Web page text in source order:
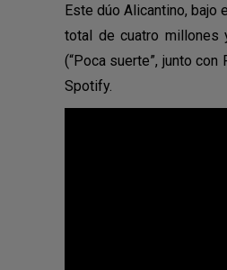
Este dúo Alicantino, bajo
total de cuatro millones
(“Poca suerte”, junto
Spotify.